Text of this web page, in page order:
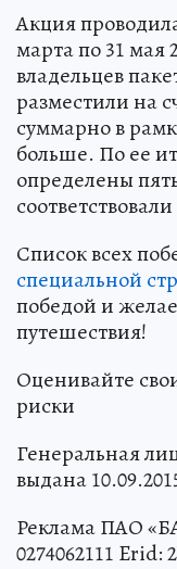
Акция
марта по 31 мая
владельцев
разместили на
суммарно в
больше. По ее
определены
Список всех
специальной
победой и
путешествия!
Оценивайте
риски
Генеральная
выдана
Реклама ПАО
0274062111 Erid: